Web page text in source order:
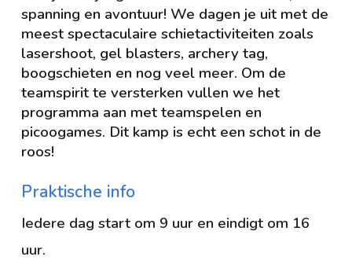
spanning en avontuur! We dagen je uit met de
meest spectaculaire schietactiviteiten zoals
lasershoot, gel blasters, archery tag,
boogschieten en nog veel meer. Om de
teamspirit te versterken vullen we het
programma aan met teamspelen en
picoogames. Dit kamp is echt een schot in de
roos!
Praktische info
Iedere dag start om 9 uur en eindigt om 16
uur.